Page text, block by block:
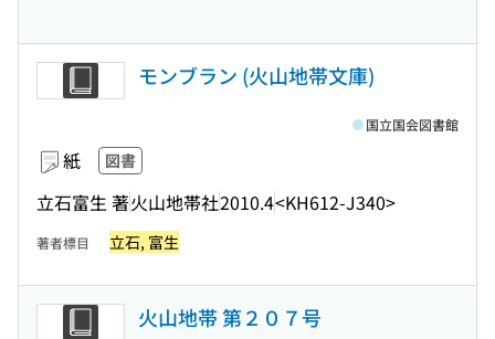
モンブラン (火山地帯文庫)
紙 図書
立石富生 著火山地帯社2010.4<KH612-J340>
国立国会図書館
著者標目 立石, 富生
火山地帯 第２０７号